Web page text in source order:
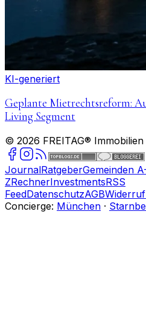
KI-generiert
Geplante Mietrechtsreform:
Living Segment
© 2026 FREITAG®
JournalRatgeberGemeinden
ZRechnerInvestmentsRSS
FeedDatenschutzAGBWiderruf
Concierge: München ·